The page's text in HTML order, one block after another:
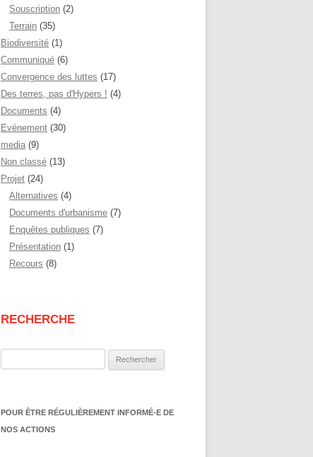
Souscription (2)
Terrain (35)
Biodiversité (1)
Communiqué (6)
Convergence des luttes (17)
Des terres, pas d'Hypers ! (4)
Documents (4)
Evénement (30)
media (9)
Non classé (13)
Projet (24)
Alternatives (4)
Documents d'urbanisme (7)
Enquêtes publiques (7)
Présentation (1)
Recours (8)
RECHERCHE
POUR ÊTRE RÉGULIÈREMENT INFORMÉ-E DE
NOS ACTIONS